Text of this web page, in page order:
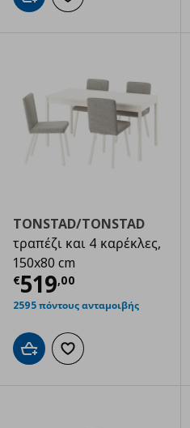
TONSTAD/TONSTAD
τραπέζι και 4 καρέκλες,
150x80 cm
€519,00
Τρέχουσα τιμή
2595 πόντους ανταμοιβής
Προσθήκη στο καλάθι
Προσθήκη στα